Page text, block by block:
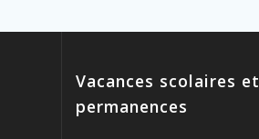
Vacances scolaires et
permanences